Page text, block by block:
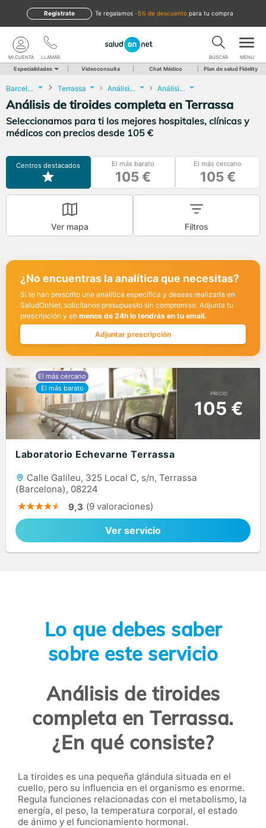
te regalamos -5% de descuento para tu compra
Regístrate
LLAMAR
MI CUENTA BUSCAR MENU
Especialidades Videoconsulta Chat Médico Plan de salud Fidelity
Barcelona Terrassa Análisis Clínicos Análisis de tiroides completa
Análisis de tiroides completa en Terrassa
Seleccionamos para ti los mejores hospitales, clínicas y
médicos con precios desde 105 €
Centros destacados El más barato
105 €
El más cercano
105 €
Ver mapa Filtros
¿No encuentras la analítica que necesitas?
Si te han prescrito una analítica específica y deseas realizarla en
SaludOnNet, solicítanos presupuesto sin compromiso. Adjunta tu
prescripción y en menos de 24h lo tendrás en tu email.
Adjuntar prescripción
PRECIO
105 €
Laboratorio Echevarne Terrassa
Calle Galileu, 325 Local C, s/n, Terrassa
(Barcelona), 08224
9,3 (9 valoraciones)
Ver servicio
Lo que debes saber
sobre este servicio
Análisis de tiroides
completa en Terrassa.
¿En qué consiste?
La tiroides es una pequeña glándula situada en el
cuello, pero su influencia en el organismo es enorme.
Regula funciones relacionadas con el metabolismo, la
energía, el peso, la temperatura corporal, el estado
de ánimo y el funcionamiento hormonal.